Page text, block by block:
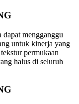
dapat mengganggu
untuk kinerja yang
permukaan
halus di seluruh